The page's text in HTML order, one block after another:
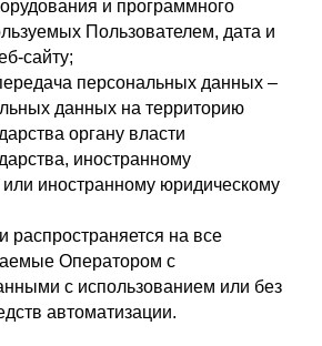
и программного
Пользователем, дата и
сайту;
персональных данных –
данных на территорию
органу власти
иностранному
иностранному юридическому
распространяется на все
Оператором с
с использованием или без
автоматизации.